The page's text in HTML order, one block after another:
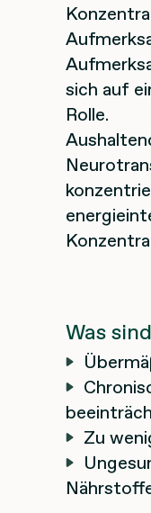
sich auf
Rolle.
Was
Zu